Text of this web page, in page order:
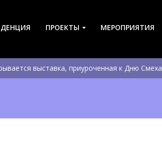
ПРОЕКТЫ МЕРОПРИЯТИЯ
выставка, приуроченная к Дню Смеха